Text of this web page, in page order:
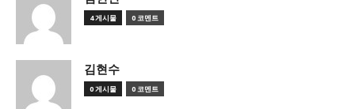
4 게시물 0 코멘트
김현수
0 게시물 0 코멘트